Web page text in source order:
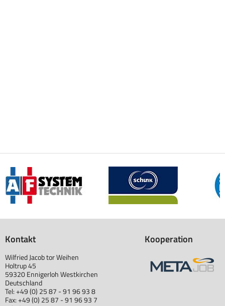
Kontakt
Wilfried Jacob tor Weihen
Holtrup 45
59320 Ennigerloh Westkirchen
Deutschland
Tel: +49 (0) 25 87 - 91 96 93 8
Fax: +49 (0) 25 87 - 91 96 93 7
Kooperation